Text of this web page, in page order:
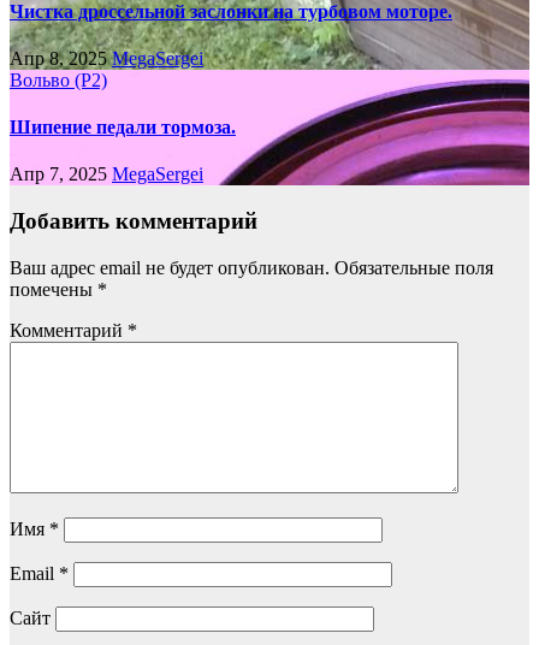
Чистка дроссельной заслонки на турбовом моторе.
Апр 8, 2025MegaSergei
Вольво (P2)
Шипение педали тормоза.
Апр 7, 2025 MegaSergei
Добавить комментарий
Ваш адрес email не будет опубликован. Обязательные поля
помечены *
Комментарий *
Имя *
Email *
Сайт